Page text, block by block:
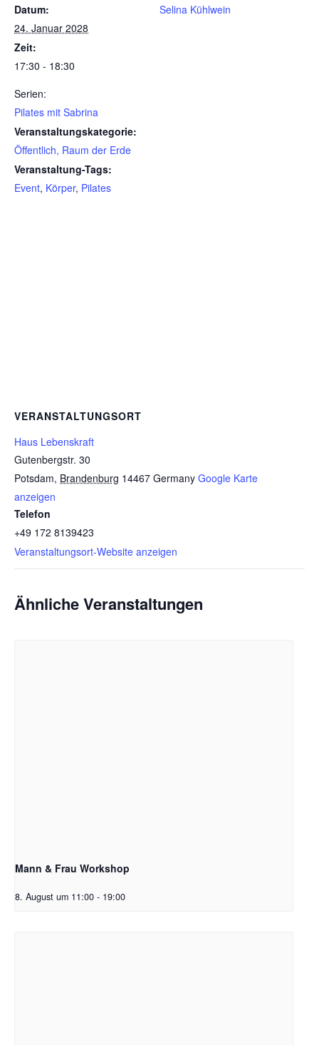
Datum:
24. Januar 2028
Zeit:
17:30 - 18:30
Serien:
Pilates mit Sabrina
Veranstaltungskategorie:
Öffentlich, Raum der Erde
Veranstaltung-Tags:
Event, Körper, Pilates
Selina Kühlwein
VERANSTALTUNGSORT
Haus Lebenskraft
Gutenbergstr. 30
Potsdam, Brandenburg 14467 Germany Google Karte
anzeigen
Telefon
+49 172 8139423
Veranstaltungsort-Website anzeigen
Ähnliche Veranstaltungen
Mann & Frau Workshop
8. August um 11:00 - 19:00